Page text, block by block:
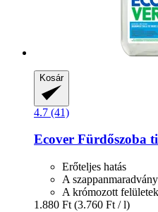
Kosár
4.7 (41)
Ecover Fürdőszoba
Erőteljes hatás
A
A krómozott
1.880 Ft (3.760 Ft / l)